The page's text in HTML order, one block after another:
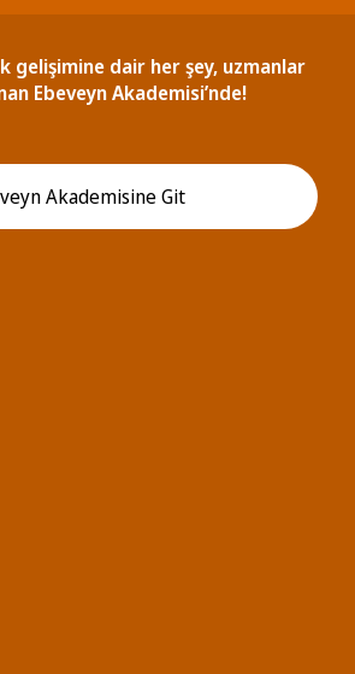
gelişimine dair her şey, uzmanlar
Ebeveyn Akademisi’nde!
Akademisine Git